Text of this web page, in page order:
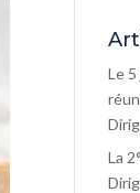
Le
La